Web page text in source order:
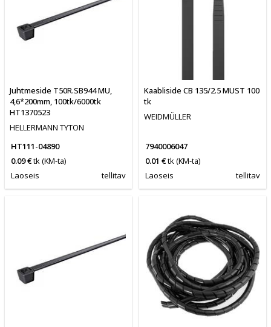
Juhtmeside T50R.SB944 MU,
4,6*200mm, 100tk/6000tk
HT1370523
HELLERMANN TYTON
HT111-04890
0.09 €tk(KM-ta)
Laoseis
tellitav
Kaabliside CB 135/2.5 MUST 100
tk
WEIDMÜLLER
7940006047
0.01 €tk(KM-ta)
Laoseis
tellitav